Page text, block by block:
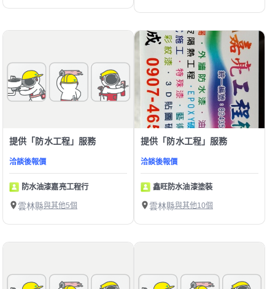
提供「防水工程」服務
洽談後報價
防水油漆嘉亮工程行
雲林縣與其他5個
提供「防水工程」服務
洽談後報價
鑫旺防水油漆塗裝
雲林縣與其他10個